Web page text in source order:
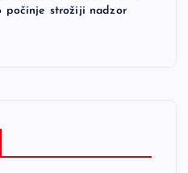
počinje strožiji nadzor